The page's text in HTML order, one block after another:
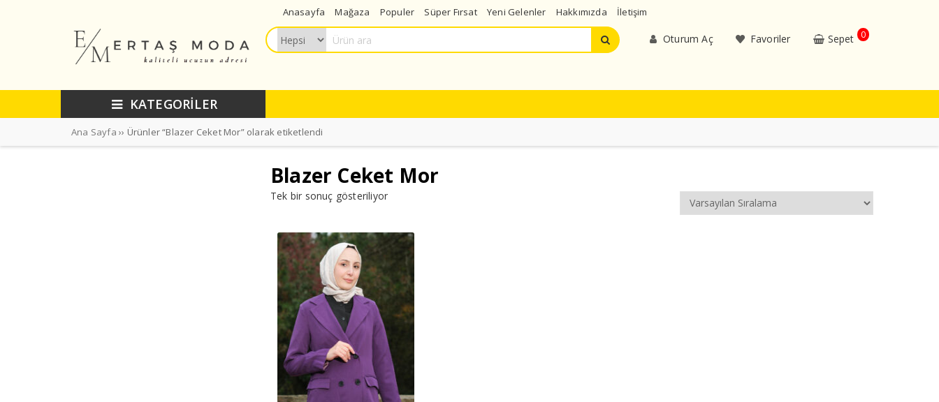
Anasayfa Mağaza Populer Süper Fırsat Yeni Gelenler Hakkımızda İletişim
Oturum Aç Favoriler Sepet 0
KATEGORİLER
Ana Sayfa ›› Ürünler “Blazer Ceket Mor” olarak etiketlendi
Blazer Ceket Mor
Tek bir sonuç gösteriliyor